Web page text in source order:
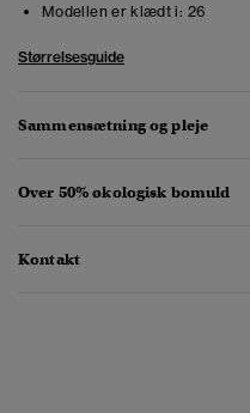
Modellen er klædt i: 26
Størrelsesguide
Sammensætning og pleje
Over 50% økologisk bomuld
Kontakt